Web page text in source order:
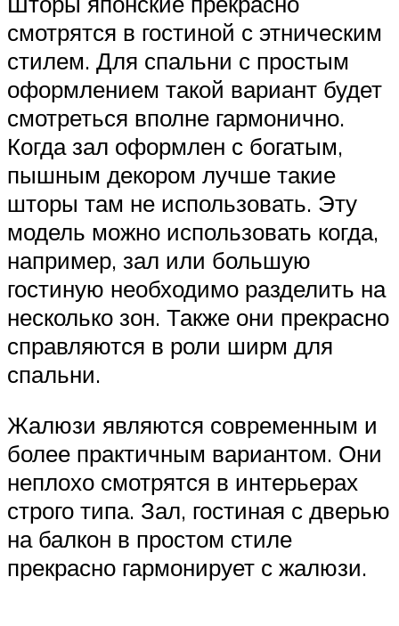
смотрятся в гостиной с этническим
стилем. Для спальни с простым
оформлением такой вариант будет
смотреться вполне гармонично.
Когда зал оформлен с богатым,
пышным декором лучше такие
шторы там не использовать. Эту
модель можно использовать когда,
например, зал или большую
гостиную необходимо разделить на
несколько зон. Также они прекрасно
справляются в роли ширм для
спальни.
Жалюзи являются современным и
более практичным вариантом. Они
неплохо смотрятся в интерьерах
строго типа. Зал, гостиная с дверью
на балкон в простом стиле
прекрасно гармонирует с жалюзи.